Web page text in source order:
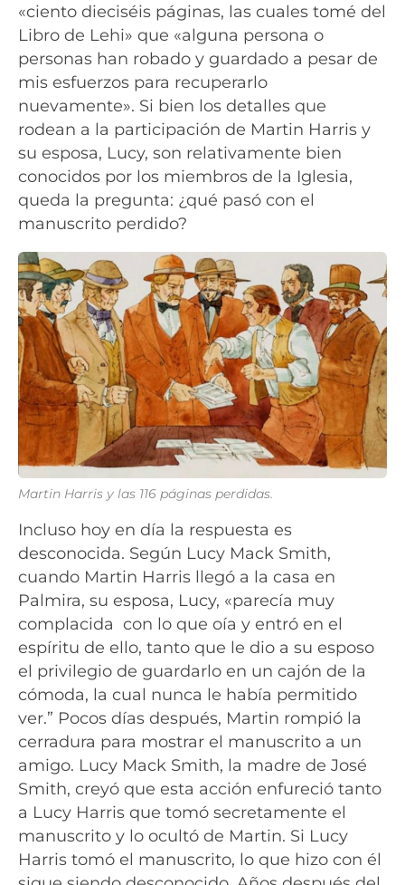
«ciento dieciséis páginas, las cuales tomé del
Libro de Lehi» que «alguna persona o
personas han robado y guardado a pesar de
mis esfuerzos para recuperarlo
nuevamente». Si bien los detalles que
rodean a la participación de Martin Harris y
su esposa, Lucy, son relativamente bien
conocidos por los miembros de la Iglesia,
queda la pregunta: ¿qué pasó con el
manuscrito perdido?
Martin Harris y las 116 páginas perdidas.
Incluso hoy en día la respuesta es
desconocida. Según Lucy Mack Smith,
cuando Martin Harris llegó a la casa en
Palmira, su esposa, Lucy, «parecía muy
complacida con lo que oía y entró en el
espíritu de ello, tanto que le dio a su esposo
el privilegio de guardarlo en un cajón de la
cómoda, la cual nunca le había permitido
ver.” Pocos días después, Martin rompió la
cerradura para mostrar el manuscrito a un
amigo. Lucy Mack Smith, la madre de José
Smith, creyó que esta acción enfureció tanto
a Lucy Harris que tomó secretamente el
manuscrito y lo ocultó de Martin. Si Lucy
Harris tomó el manuscrito, lo que hizo con él